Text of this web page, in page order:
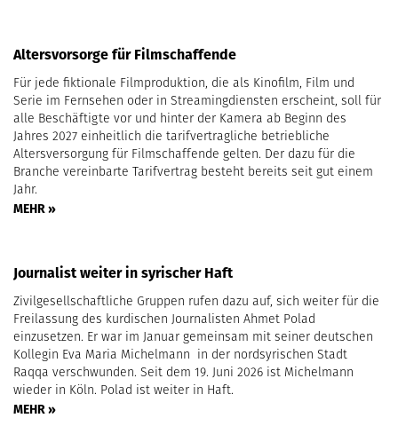
Altersvorsorge für Filmschaffende
Für jede fiktionale Filmproduktion, die als Kinofilm, Film und
Serie im Fernsehen oder in Streamingdiensten erscheint, soll für
alle Beschäftigte vor und hinter der Kamera ab Beginn des
Jahres 2027 einheitlich die tarifvertragliche betriebliche
Altersversorgung für Filmschaffende gelten. Der dazu für die
Branche vereinbarte Tarifvertrag besteht bereits seit gut einem
Jahr.
MEHR »
Journalist weiter in syrischer Haft
Zivilgesellschaftliche Gruppen rufen dazu auf, sich weiter für die
Freilassung des kurdischen Journalisten Ahmet Polad
einzusetzen. Er war im Januar gemeinsam mit seiner deutschen
Kollegin Eva Maria Michelmann in der nordsyrischen Stadt
Raqqa verschwunden. Seit dem 19. Juni 2026 ist Michelmann
wieder in Köln. Polad ist weiter in Haft.
MEHR »